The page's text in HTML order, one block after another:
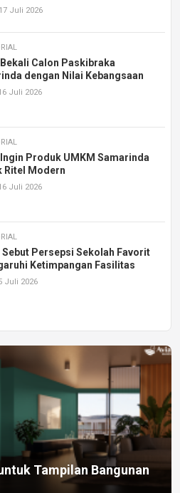
Juli 2026
Calon Paskibraka
dengan Nilai Kebangsaan
Juli 2026
Ingin Produk UMKM Samarinda
Ritel Modern
Juli 2026
Sebut Persepsi Sekolah Favorit
Ketimpangan Fasilitas
Juli 2026
Tampilan Bangunan